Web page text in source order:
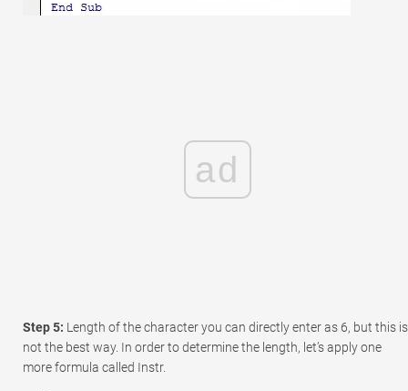
ad
Step 5: Length of the character you can directly enter as 6, but this is
not the best way. In order to determine the length, let’s apply one
more formula called Instr.